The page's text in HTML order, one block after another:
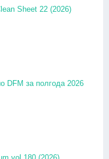
Sheet 22 (2026)
DFM за полгода 2026